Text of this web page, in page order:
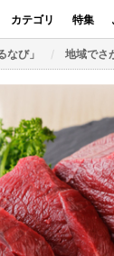
カテゴリ 特集
なび」 地域でさ